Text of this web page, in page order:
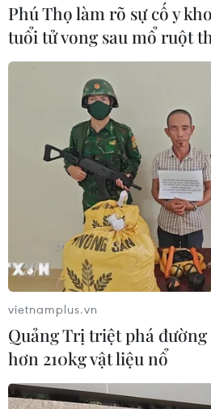
Thảm họa tàu Titan: Vụ
thảm khốc đến mức nào?
23/06/2023 10:34
Tuần duyên Mỹ nhận định các
trong một sự cố dường như là
khép lại cuộc tìm kiếm những
một tuần được thế giới theo dõi
Phú Thọ làm rõ sự cố y
tuổi tử vong sau mổ ruột
vietnamplus.vn
Quảng Trị triệt phá đường
hơn 210kg vật liệu nổ